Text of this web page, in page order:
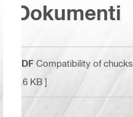
Dokumenti
PDF Compatibility of
2.6 KB ]